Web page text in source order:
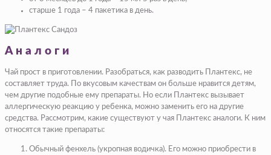
старше 1 года – 4 пакетика в день.
Аналоги
Чай прост в приготовлении. Разобраться, как разводить Плантекс, не
составляет труда. По вкусовым качествам он больше нравится детям,
чем другие подобные ему препараты. Но если Плантекс вызывает
аллергическую реакцию у ребенка, можно заменить его на другие
средства. Рассмотрим, какие существуют у чая Плантекс аналоги. К ним
относятся такие препараты:
Обычный фенхель (укропная водичка). Его можно приобрести в